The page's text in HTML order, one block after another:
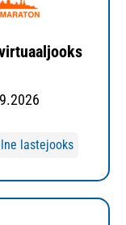
lastejooks